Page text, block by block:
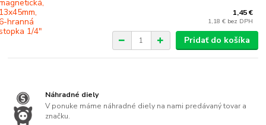
1,45 €
1,18 € bez DPH
Pridať do košíka
Náhradné diely
V ponuke máme náhradné diely na nami predávaný tovar a
značku.